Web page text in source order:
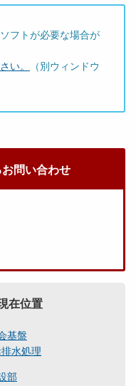
フトが必要な場合が
い。
（別ウィンドウ
問い合わせ
在位置
基盤
水処理
部